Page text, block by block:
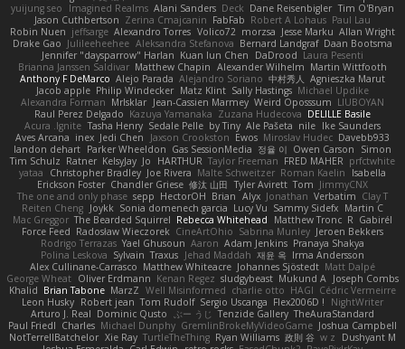
yuijung seo
Imagined Realms Alani Sanders Deck Dane Reisenbigler Tim O'Bryan
Jason Cuthbertson Zerina Cmajcanin FabFab Robert A Lohaus Paul Lau
Robin Nuen jeffsarge Alexandro Torres Volico72 morzsa Jesse Marku Allan Wright
Drake Gao Julileeheehee Aleksandra Stefanova Bernard Landgraf Daan Bootsma
Jennifer "daysparrow" Harlan Kuan lun Chen DaDrood Laura Pesenti
Brianna Janssen Saldivar Matthew Chapin Alexander Wilhelm Martin Wittfooth
Anthony F DeMarco Alejo Parada Alejandro Soriano 中村秀人
Agnieszka Marut
Jacob apple Philip Windecker Matz Klint Sally Hastings Michael Updike
Alexandra Forman MrIsklar Jean-Cassien Marmey Weird Oposssum LIUBOYAN
Raul Perez Delgado Kazuya Yamanaka Zuzana Hudecova DELILLE Basile
Acura .Ignite Tasha Henry Sedale Pelle by Tiny Ale Pašeta nile Ike Saunders
Aves Arcana inex Jedi Chen Jaxson Crookston Ewos Miroslav Hudec Davebb933
landon dehart Parker Wheeldon Gas SessionMedia 정율 이 Owen Carson
Simon
Tim Schulz Ratner KelsyJay Jo HARTHUR Taylor Freeman FRED MAHER prfctwhite
yataa
Christopher Bradley Joe Rivera Malte Schweitzer Roman Kaelin
Isabella
Erickson Foster Chandler Griese 修汰 山田 Tyler Avirett Tom JimmyCNX
The one and only phase sepp HectorOH Brian Alyx Jonathan Verbatim Clay T
Reiten Cheng Joykk Sonia domenech garcia Lucy Vu Sammy Sidefx Martin C
Mac Greggor The Bearded Squirrel Rebecca Whitehead Matthew Tronc R Gabirél
Force Feed Radosław Wieczorek CineArtOhio Sabrina Munley Jeroen Bekkers
Rodrigo Terrazas Yael Ghusoun Aaron Adam Jenkins Pranaya Shakya
Polina Leskova Sylvain Traxus Jehad Maddah 재윤 옥 Irma Andersson
Alex Cullinane-Carrasco Matthew Whiteacre Johannes Sjöstedt Matt Dalpé
George Wheat Oliver Erdmann Kenan Regez sludgybeast Mukund A Joseph Combs
Khalid Brian Tabone MarzZ Well Misinformed charlie otto HAGI Cédric Vermeirre
Leon Husky Robert jean Tom Rudolf Sergio Uscanga Flex2006D !
NightWriter
Arturo J. Real Dominic Qusto ぶー うじ Tenzide Gallery TheAuraStandard
Paul Friedl Charles Michael Dunphy GremlinBrokeMyVideoGame Joshua Campbell
NotTerrellBatchelor Xie Ray TurtleTheThing Ryan Williams 政則 谷 w z
Dushyant M